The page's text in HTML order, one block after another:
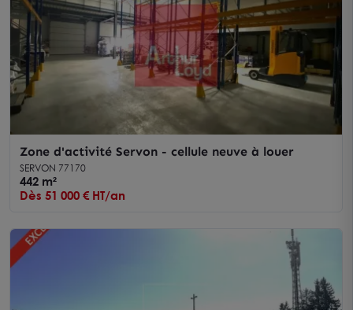
Zone d'activité Servon - cellule neuve à louer
SERVON 77170
442 m²
Dès 51 000 € HT/an